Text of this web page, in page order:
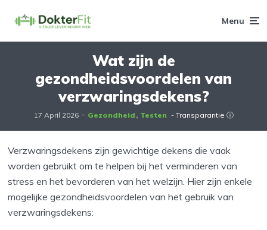
Menu
Wat zijn de
gezondheidsvoordelen van
verzwaringsdekens?
17 April 2026 Gezondheid Testen - Transparantie ⓘ
Verzwaringsdekens zijn gewichtige dekens die vaak
worden gebruikt om te helpen bij het verminderen van
stress en het bevorderen van het welzijn. Hier zijn enkele
mogelijke gezondheidsvoordelen van het gebruik van
verzwaringsdekens: